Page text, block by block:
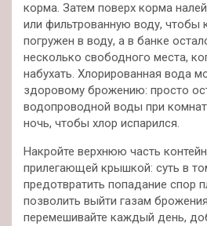
корма. Затем поверх корма
или фильтрованную воду,
погружен в воду, а в банке
несколько свободного места,
набухать. Хлорированная вода
здоровому брожению: просто
водопроводной воды при
ночь, чтобы хлор испарился.
Накройте верхнюю часть
прилегающей крышкой: суть в
предотвратить попадание спор
позволить выйти газам
перемешивайте каждый день,